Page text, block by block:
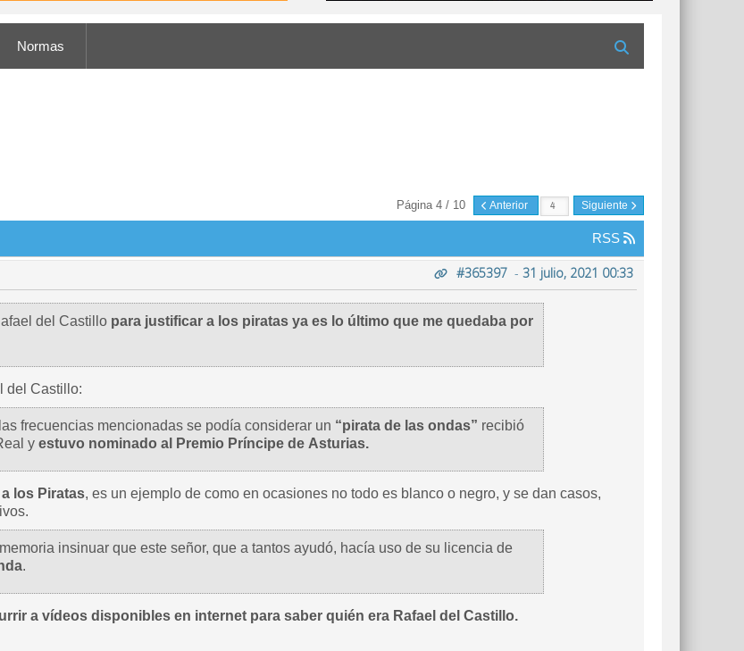
Normas
Página 4 / 10 Anterior Siguiente
RSS
#365397 - 31 julio, 2021 00:33
del Castillo para justificar a los piratas ya es lo último que me quedaba por
del Castillo:
frecuencias mencionadas se podía considerar un “pirata de las ondas” recibió
y estuvo nominado al Premio Príncipe de Asturias.
los Piratas, es un ejemplo de como en ocasiones no todo es blanco o negro, y se dan casos,
insinuar que este señor, que a tantos ayudó, hacía uso de su licencia de
.
a vídeos disponibles en internet para saber quién era Rafael del Castillo.